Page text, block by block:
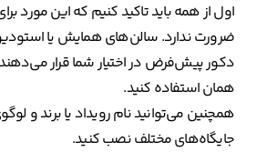
اول از همه باید تاکید کنیم که این مورد
ضرورت ندارد. سالن‌های همایش یا
دکور پیش‌فرض در اختیار شما قرار می‌دهند
همان استفاده کنید.
همچنین می‌توانید نام رویداد یا برند و
جایگاه‌های مختلف نصب کنید.